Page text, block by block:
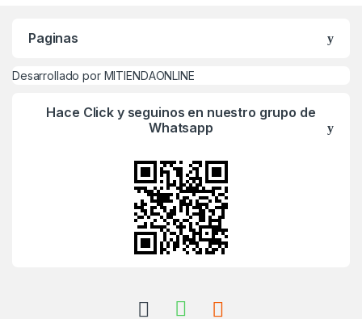
Paginas
Desarrollado por MITIENDAONLINE
Hace Click y seguinos en nuestro grupo de
Whatsapp